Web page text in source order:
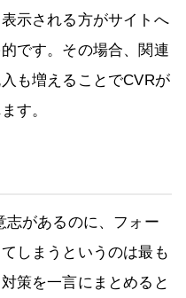
示される方がサイトへ
です。その場合、関連
も増えることでCVRが
す。
志があるのに、フォー
しまうというのは最も
策を一言にまとめると